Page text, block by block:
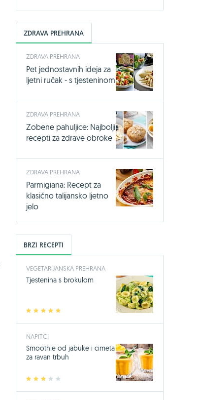
ZDRAVA PREHRANA
ZDRAVA PREHRANA
Pet jednostavnih ideja za
ljetni ručak - s tjesteninom
ZDRAVA PREHRANA
Zobene pahuljice: Najbolji
recepti za zdrave obroke
ZDRAVA PREHRANA
Parmigiana: Recept za
klasično talijansko ljetno
jelo
BRZI RECEPTI
VEGETARIJANSKA PREHRANA
2 3 4
Tjestenina s brokulom
NAPITCI
2 3 4
Smoothie od jabuke i cimeta
za ravan trbuh